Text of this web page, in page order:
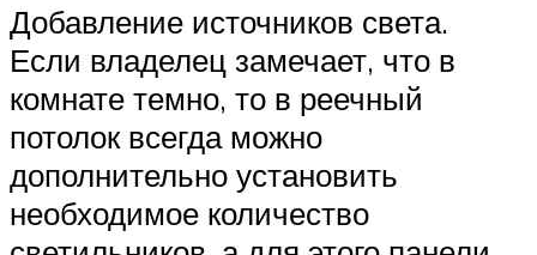
Добавление источников света.
Если владелец замечает, что в
комнате темно, то в реечный
потолок всегда можно
дополнительно установить
необходимое количество